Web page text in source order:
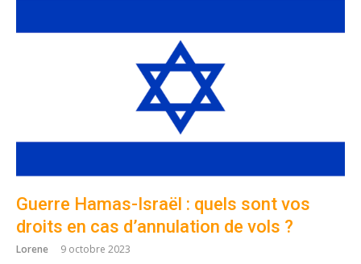
Guerre Hamas-Israël : quels sont vos
droits en cas d’annulation de vols ?
Lorene 9 octobre 2023